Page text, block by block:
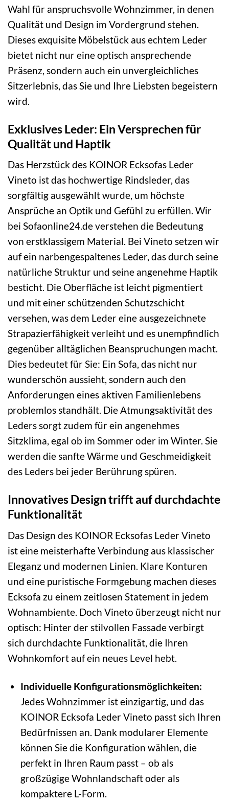
Wahl für anspruchsvolle Wohnzimmer, in denen
Qualität und Design im Vordergrund stehen.
Dieses exquisite Möbelstück aus echtem Leder
bietet nicht nur eine optisch ansprechende
Präsenz, sondern auch ein unvergleichliches
Sitzerlebnis, das Sie und Ihre Liebsten begeistern
wird.
Exklusives Leder: Ein Versprechen für
Qualität und Haptik
Das Herzstück des KOINOR Ecksofas Leder
Vineto ist das hochwertige Rindsleder, das
sorgfältig ausgewählt wurde, um höchste
Ansprüche an Optik und Gefühl zu erfüllen. Wir
bei Sofaonline24.de verstehen die Bedeutung
von erstklassigem Material. Bei Vineto setzen wir
auf ein narbengespaltenes Leder, das durch seine
natürliche Struktur und seine angenehme Haptik
besticht. Die Oberfläche ist leicht pigmentiert
und mit einer schützenden Schutzschicht
versehen, was dem Leder eine ausgezeichnete
Strapazierfähigkeit verleiht und es unempfindlich
gegenüber alltäglichen Beanspruchungen macht.
Dies bedeutet für Sie: Ein Sofa, das nicht nur
wunderschön aussieht, sondern auch den
Anforderungen eines aktiven Familienlebens
problemlos standhält. Die Atmungsaktivität des
Leders sorgt zudem für ein angenehmes
Sitzklima, egal ob im Sommer oder im Winter. Sie
werden die sanfte Wärme und Geschmeidigkeit
des Leders bei jeder Berührung spüren.
Innovatives Design trifft auf durchdachte
Funktionalität
Das Design des KOINOR Ecksofas Leder Vineto
ist eine meisterhafte Verbindung aus klassischer
Eleganz und modernen Linien. Klare Konturen
und eine puristische Formgebung machen dieses
Ecksofa zu einem zeitlosen Statement in jedem
Wohnambiente. Doch Vineto überzeugt nicht nur
optisch: Hinter der stilvollen Fassade verbirgt
sich durchdachte Funktionalität, die Ihren
Wohnkomfort auf ein neues Level hebt.
Individuelle Konfigurationsmöglichkeiten:
Jedes Wohnzimmer ist einzigartig, und das
KOINOR Ecksofa Leder Vineto passt sich Ihren
Bedürfnissen an. Dank modularer Elemente
können Sie die Konfiguration wählen, die
perfekt in Ihren Raum passt – ob als
großzügige Wohnlandschaft oder als
kompaktere L-Form.